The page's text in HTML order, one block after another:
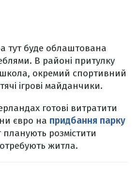
тут буде облаштована
В районі притулку
окремий спортивний
ігрові майданчики.
готові витратити
євро на придбання парку
планують розмістити
житла.